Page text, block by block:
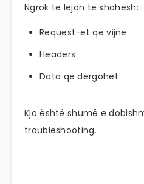
Ngrok të lejon të shohësh:
Request-et që vijnë
Headers
Data që dërgohet
Kjo është shumë e
troubleshooting.